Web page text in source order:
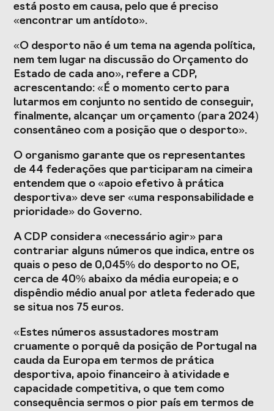
Prémios Voz do
Desporto
Jogos CPLP
Congresso
Nacional do
Desporto
está posto em causa, pelo que é preciso
«encontrar um antídoto».
«O desporto não é um tema na agenda política,
nem tem lugar na discussão do Orçamento do
Estado de cada ano», refere a CDP,
acrescentando: «É o momento certo para
lutarmos em conjunto no sentido de conseguir,
finalmente, alcançar um orçamento (para 2024)
consentâneo com a posição que o desporto».
O organismo garante que os representantes
de 44 federações que participaram na cimeira
entendem que o «apoio efetivo à prática
desportiva» deve ser «uma responsabilidade e
prioridade» do Governo.
A CDP considera «necessário agir» para
contrariar alguns números que indica, entre os
quais o peso de 0,045% do desporto no OE,
cerca de 40% abaixo da média europeia; e o
dispêndio médio anual por atleta federado que
se situa nos 75 euros.
«Estes números assustadores mostram
cruamente o porquê da posição de Portugal na
cauda da Europa em termos de prática
desportiva, apoio financeiro à atividade e
capacidade competitiva, o que tem como
consequência sermos o pior país em termos de